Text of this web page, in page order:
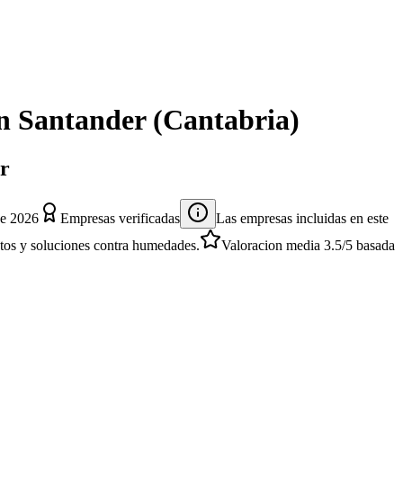
Santander(Cantabria)
2026 Empresas verificadas
Las empresas incluidas en este
y soluciones contra humedades.
Valoracion media 3.5/5 basada